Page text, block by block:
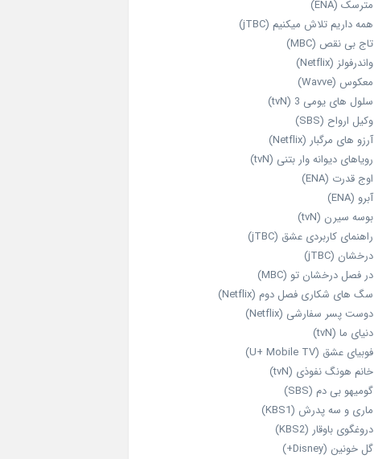
مترسک (ENA)
همه داریم تلاش میکنیم (jTBC)
تاج بی‌ نقص (MBC)
واندرفولز (Netflix)
معکوس (Wavve)
سلول های یومی 3 (tvN)
وکیل ارواح (SBS)
آرزو های مرگبار (Netflix)
رویاهای دیوانه‌ وار بتنی (tvN)
اوج قدرت (ENA)
آبرو (ENA)
بوسه سیرن (tvN)
راهنمای کاربردی عشق (jTBC)
درخشان (jTBC)
در فصل درخشان تو (MBC)
سگ های شکاری فصل دوم (Netflix)
دوست‌ پسر سفارشی (Netflix)
دنیای ما (tvN)
فوبیای عشق (U+ Mobile TV)
خانم هونگ نفوذی (tvN)
گومیهو بی دم (SBS)
ماری و سه پدرش (KBS1)
دروغگوی باوقار (KBS2)
گل خونین (Disney+)